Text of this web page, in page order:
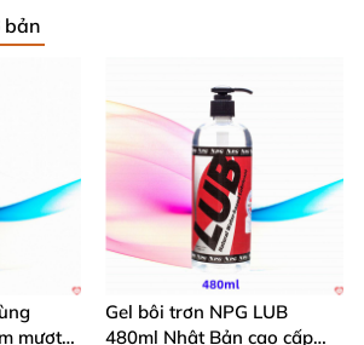
bản
mượt
Gel bôi trơn NPG LUB
480ml Nhật Bản cao cấp